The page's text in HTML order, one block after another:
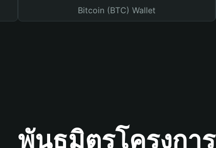
Bitcoin (BTC) Wallet
พันธมิตรโครงการ